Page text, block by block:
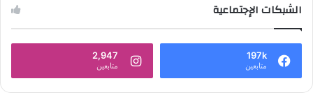
الشبكات الإجتماعية
197k
متابعين
2,947
متابعين